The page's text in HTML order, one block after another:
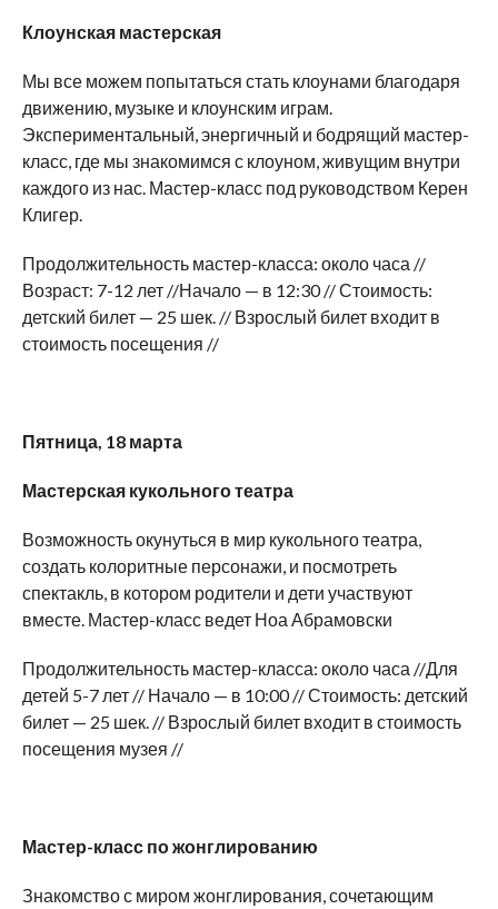
Клоунская мастерская
Мы все можем попытаться стать клоунами благодаря
движению, музыке и клоунским играм.
Экспериментальный, энергичный и бодрящий мастер-
класс, где мы знакомимся с клоуном, живущим внутри
каждого из нас. Мастер-класс под руководством Керен
Клигер.
Продолжительность мастер-класса: около часа //
Возраст: 7-12 лет //Начало — в 12:30 // Стоимость:
детский билет — 25 шек. // Взрослый билет входит в
стоимость посещения //
Пятница 18марта
Мастерская кукольного театра
Возможность окунуться в мир кукольного театра,
создать колоритные персонажи, и посмотреть
спектакль, в котором родители и дети участвуют
вместе. Мастер-класс ведет Ноа Абрамовски
Продолжительность мастер-класса: около часа //Для
детей 5-7 лет // Начало — в 10:00 // Стоимость: детский
билет — 25 шек. // Взрослый билет входит в стоимость
посещения музея //
Мастер-класс по жонглированию
Знакомство с миром жонглирования, сочетающим